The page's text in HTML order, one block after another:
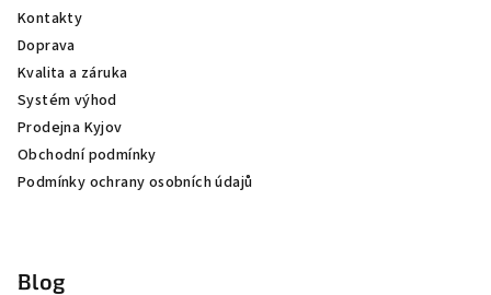
Kontakty
Doprava
Kvalita a záruka
Systém výhod
Prodejna Kyjov
Obchodní podmínky
Podmínky ochrany osobních údajů
Blog